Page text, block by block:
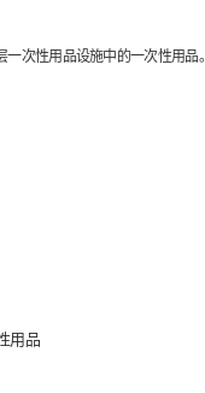
次性用品设施中的一次性用品。
用品